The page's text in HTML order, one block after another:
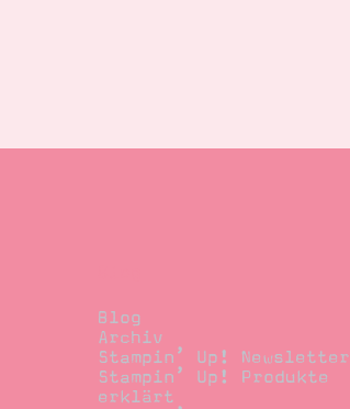
Blog
Archiv
Stampin’ Up! Newsletter
Stampin’ Up! Produkte
erklärt